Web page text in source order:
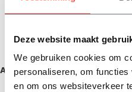
Deze website maakt
We gebruiken cookies om
personaliseren, om
en om ons websiteverkeer
Reviews
Delen
Aanbevolen producten